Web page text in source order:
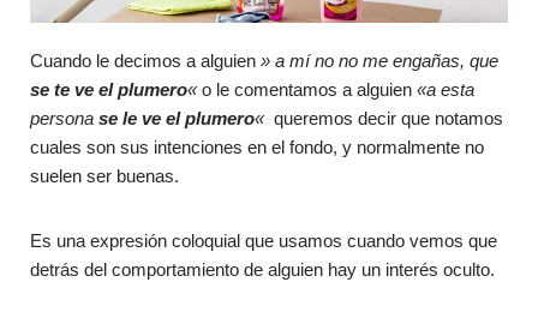
Cuando le decimos a alguien » a mí no no me engañas, que
se te ve el plumero«o le comentamos a alguien «a esta
persona se le ve el plumero«queremos decir que notamos
cuales son sus intenciones en el fondo, y normalmente no
suelen ser buenas.
Es una expresión coloquial que usamos cuando vemos que
detrás del comportamiento de alguien hay un interés oculto.